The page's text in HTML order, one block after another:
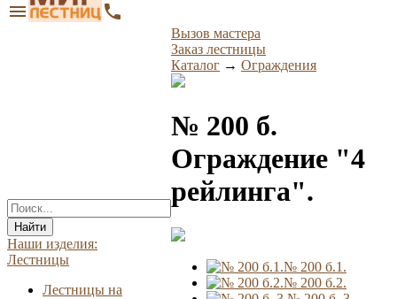
menu phone
Найти
Наши изделия:
Лестницы
Лестницы на
Вызов мастера
Заказ лестницы
Каталог → Ограждения
№ 200 б.
Ограждение "4
рейлинга".
№ 200 б.1.
№ 200 б.2.